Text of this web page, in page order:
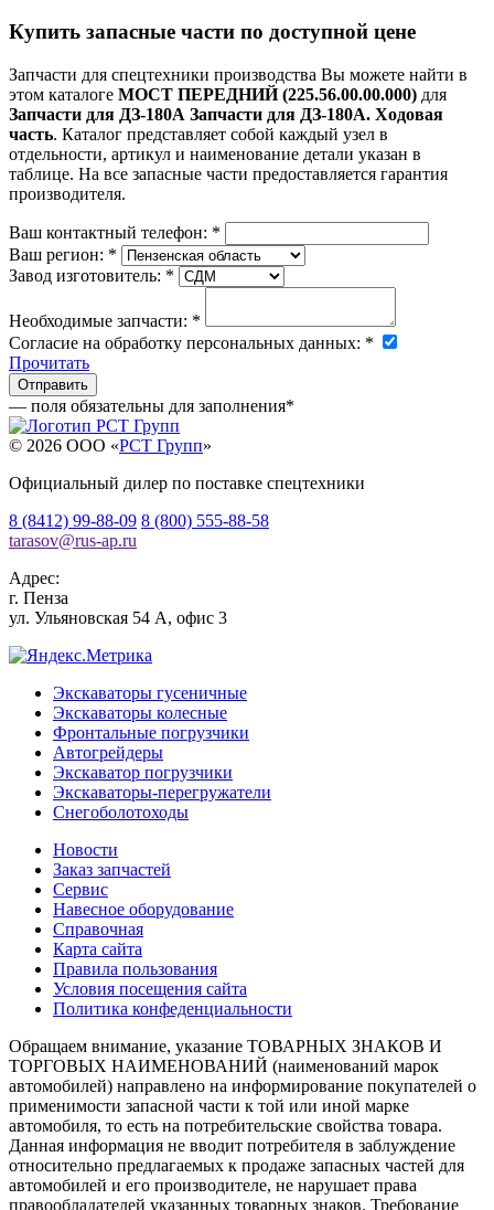
Купить запасные части по доступной цене
Запчасти для спецтехники производства Вы можете найти в
этом каталоге МОСТ ПЕРЕДНИЙ (225.56.00.00.000) для
Запчасти для ДЗ-180А Запчасти для ДЗ-180А. Ходовая
часть. Каталог представляет собой каждый узел в
отдельности, артикул и наименование детали указан в
таблице. На все запасные части предоставляется гарантия
производителя.
Ваш контактный телефон: *
Ваш регион: *
Завод изготовитель: *
Необходимые запчасти: *
Согласие на обработку персональных данных: *
Прочитать
— поля обязательны для заполнения*
© 2026 OOO «РСТ Групп»
Официальный дилер по поставке спецтехники
8 (8412) 99-88-09 8 (800) 555-88-58
tarasov@rus-ap.ru
Адрес:
г. Пенза
ул. Ульяновская 54 А, офис 3
Экскаваторы гусеничные
Экскаваторы колесные
Фронтальные погрузчики
Автогрейдеры
Экскаватор погрузчики
Экскаваторы-перегружатели
Снегоболотоходы
Новости
Заказ запчастей
Сервис
Навесное оборудование
Справочная
Карта сайта
Правила пользования
Условия посещения сайта
Политика конфеденциальности
Обращаем внимание, указание ТОВАРНЫХ ЗНАКОВ И
ТОРГОВЫХ НАИМЕНОВАНИЙ (наименований марок
автомобилей) направлено на информирование покупателей о
применимости запасной части к той или иной марке
автомобиля, то есть на потребительские свойства товара.
Данная информация не вводит потребителя в заблуждение
относительно предлагаемых к продаже запасных частей для
автомобилей и его производителе, не нарушает права
правообладателей указанных товарных знаков. Требование